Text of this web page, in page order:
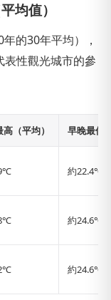
均值）
的30年平均），
性觀光城市的參
（平均） 早晚最低
約22.4℃
約24.6℃
約24.6℃